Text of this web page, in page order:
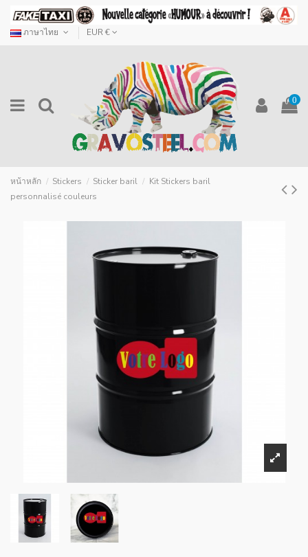
ภาษาไทย EUR €
0
หน้าหลัก Stickers Sticker baril
Kit Stickers baril
personnalisé couleurs